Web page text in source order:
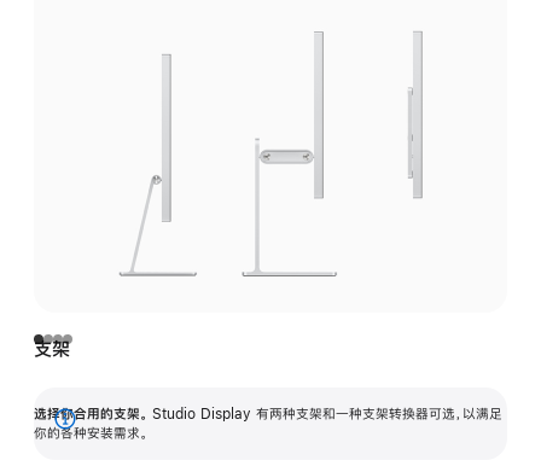
支架
选择你合用的支架。 Studio Display 有两种支架和一种支架转换器可选，以满足
你的各种安装需求。
展